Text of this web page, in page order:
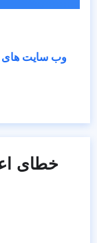
وب سایت
خطای